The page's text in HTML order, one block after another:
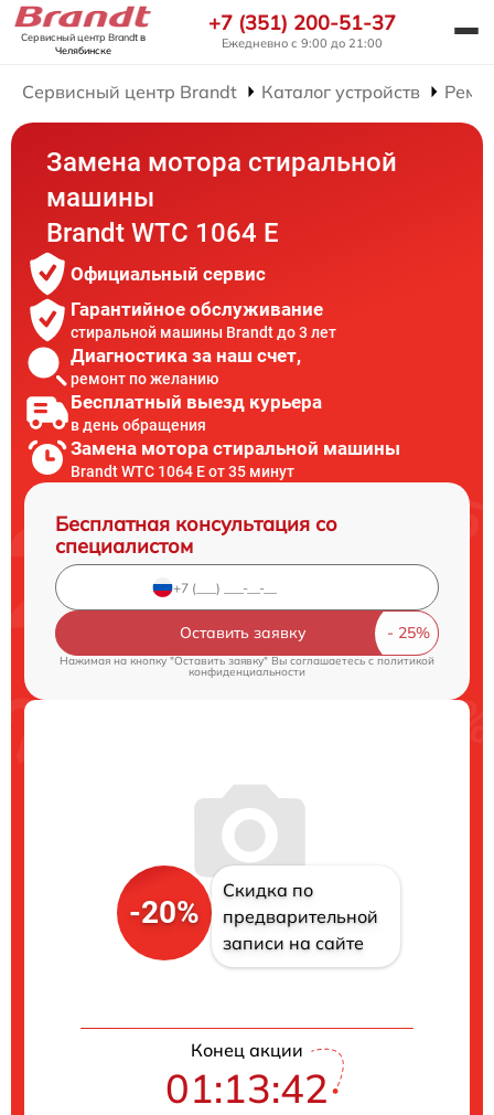
Сервисный центр Brandtв
Челябинске
+7 (351) 200-51-37
Ежедневно с 9:00 до 21:00
Сервисный центр Brandt Каталог устройств
Замена мотора стиральной
машины
Brandt WTC 1064 E
Официальный сервис
Гарантийное обслуживание
стиральной машины Brandt до 3 лет
Диагностика за наш счет,
ремонт по желанию
Бесплатный выезд курьера
в день обращения
Замена мотора стиральной машины
Brandt WTC 1064 E от 35 минут
Бесплатная консультация со
специалистом
Оставить заявку
Нажимая на кнопку "Оставить заявку" Вы соглашаетесь c политикой
конфиденциальности
-20%
Скидка по
предварительной
записи на сайте
Конец акции
01:13:41